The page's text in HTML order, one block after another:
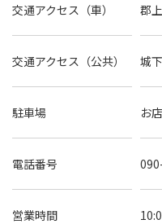
交通アクセス（車） 郡
交通アクセス（公共） 城
駐車場 お
電話番号
営業時間